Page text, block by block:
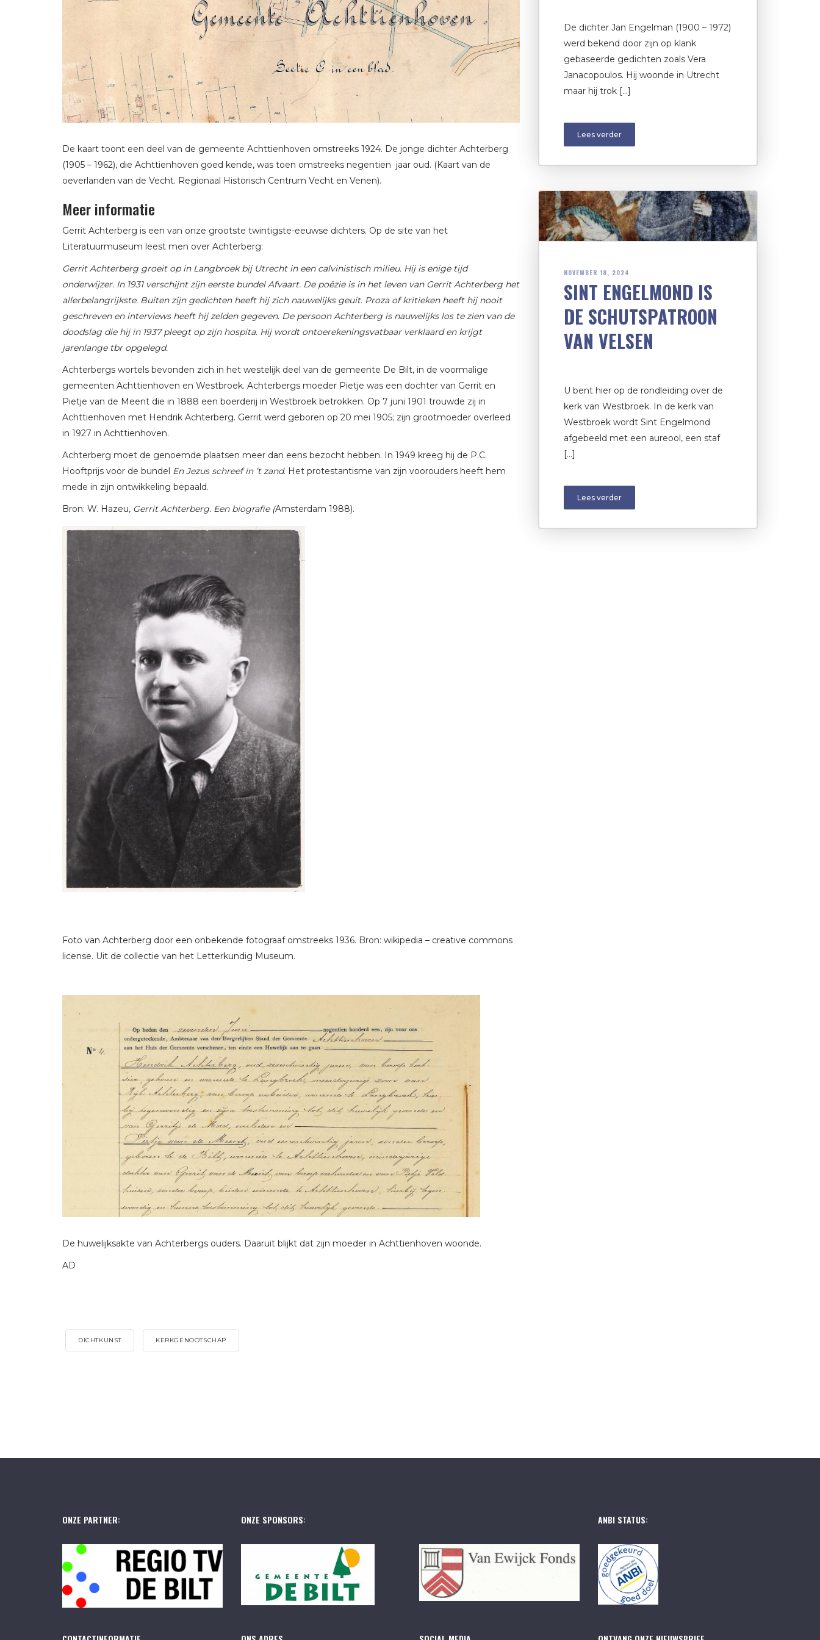
De kaart toont een deel van de gemeente Achttienhoven omstreeks 1924. De jonge dichter Achterberg
(1905 – 1962), die Achttienhoven goed kende, was toen omstreeks negentien jaar oud. (Kaart van de
oeverlanden van de Vecht. Regionaal Historisch Centrum Vecht en Venen).
Meer informatie
Gerrit Achterberg is een van onze grootste twintigste-eeuwse dichters. Op de site van het
Literatuurmuseum leest men over Achterberg:
Gerrit Achterberg groeit op in Langbroek bij Utrecht in een calvinistisch milieu. Hij is enige tijd
onderwijzer. In 1931 verschijnt zijn eerste bundel Afvaart. De poëzie is in het leven van Gerrit Achterberg het
allerbelangrijkste. Buiten zijn gedichten heeft hij zich nauwelijks geuit. Proza of kritieken heeft hij nooit
geschreven en interviews heeft hij zelden gegeven. De persoon Achterberg is nauwelijks los te zien van de
doodslag die hij in 1937 pleegt op zijn hospita. Hij wordt ontoerekeningsvatbaar verklaard en krijgt
jarenlange tbr opgelegd.
Achterbergs wortels bevonden zich in het westelijk deel van de gemeente De Bilt, in de voormalige
gemeenten Achttienhoven en Westbroek. Achterbergs moeder Pietje was een dochter van Gerrit en
Pietje van de Meent die in 1888 een boerderij in Westbroek betrokken. Op 7 juni 1901 trouwde zij in
Achttienhoven met Hendrik Achterberg. Gerrit werd geboren op 20 mei 1905; zijn grootmoeder overleed
in 1927 in Achttienhoven.
Achterberg moet de genoemde plaatsen meer dan eens bezocht hebben. In 1949 kreeg hij de P.C.
Hooftprijs voor de bundel En Jezus schreef in ’t zand. Het protestantisme van zijn voorouders heeft hem
mede in zijn ontwikkeling bepaald.
Bron: W. Hazeu, Gerrit Achterberg. Een biografie (Amsterdam 1988).
Foto van Achterberg door een onbekende fotograaf omstreeks 1936. Bron: wikipedia – creative commons
license. Uit de collectie van het Letterkundig Museum.
De huwelijksakte van Achterbergs ouders. Daaruit blijkt dat zijn moeder in Achttienhoven woonde.
AD
DICHTKUNST KERKGENOOTSCHAP
De dichter Jan Engelman (1900 – 1972)
werd bekend door zijn op klank
gebaseerde gedichten zoals Vera
Janacopoulos. Hij woonde in Utrecht
maar hij trok […]
Lees verder
NOVEMBER 18, 2024
SINT ENGELMOND IS
DE SCHUTSPATROON
VAN VELSEN
U bent hier op de rondleiding over de
kerk van Westbroek. In de kerk van
Westbroek wordt Sint Engelmond
afgebeeld met een aureool, een staf
[…]
Lees verder
ONZE PARTNER: ONZE SPONSORS: ANBI STATUS: